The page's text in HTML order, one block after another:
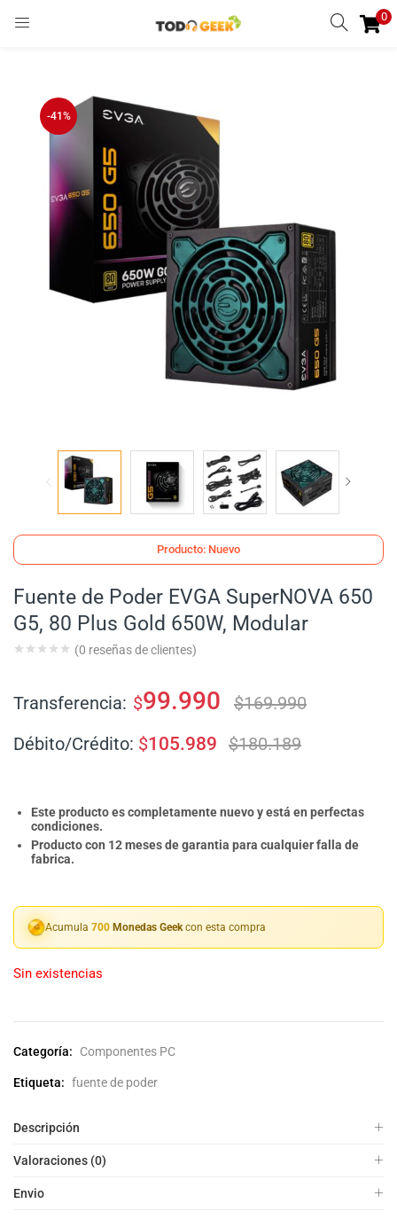
0
-41%
Producto: Nuevo
Fuente de Poder EVGA SuperNOVA 650
G5, 80 Plus Gold 650W, Modular
(0 reseñas de clientes)
Transferencia: $99.990 $169.990
Débito/Crédito: $105.989 $180.189
Este producto es completamente nuevo y está en perfectas
condiciones.
Producto con 12 meses de garantia para cualquier falla de
fabrica.
Acumula 700 Monedas Geek con esta compra
Sin existencias
Categoría: Componentes PC
Etiqueta: fuente de poder
Descripción
Valoraciones (0)
Envio
REGISTRARSE
Remember me
Ingresar
Lost password?